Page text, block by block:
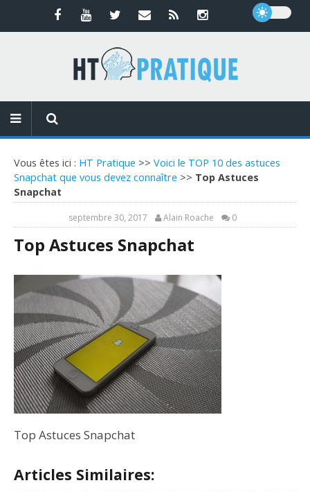
Vous êtes ici : HT Pratique >> Voici le TOP 10 des astuces
Snapchat que vous devez connaître >> Top Astuces
Snapchat
septembre 30, 2017 Alain Roache 0
Top Astuces Snapchat
Top Astuces Snapchat
Articles Similaires: